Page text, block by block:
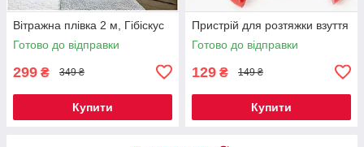
Вітражна плівка 2 м, Гібіскус
Готово до відправки
299 ₴ 349 ₴
Купити
Пристрій для розтяжки взуття
Готово до відправки
129 ₴ 149 ₴
Купити